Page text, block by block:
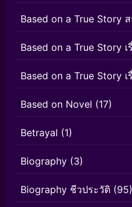
Based on a True Story ส
Based on a True Story เ
Based on a True Story เ
Based on Novel (17)
Betrayal (1)
Biography (3)
Biography ชีวประวัติ (95)